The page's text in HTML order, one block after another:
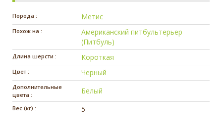
Порода : Метис
Похож на :
Американский питбультерьер
(Питбуль)
Длина шерсти : Короткая
Цвет : Черный
Дополнительные
цвета :
Белый
Вес (кг) : 5